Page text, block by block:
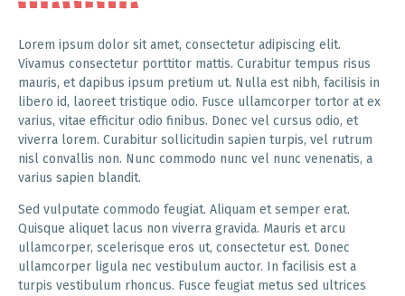
Lorem ipsum dolor sit amet, consectetur adipiscing elit.
Vivamus consectetur porttitor mattis. Curabitur tempus risus
mauris, et dapibus ipsum pretium ut. Nulla est nibh, facilisis in
libero id, laoreet tristique odio. Fusce ullamcorper tortor at ex
varius, vitae efficitur odio finibus. Donec vel cursus odio, et
viverra lorem. Curabitur sollicitudin sapien turpis, vel rutrum
nisl convallis non. Nunc commodo nunc vel nunc venenatis, a
varius sapien blandit.
Sed vulputate commodo feugiat. Aliquam et semper erat.
Quisque aliquet lacus non viverra gravida. Mauris et arcu
ullamcorper, scelerisque eros ut, consectetur est. Donec
ullamcorper ligula nec vestibulum auctor. In facilisis est a
turpis vestibulum rhoncus. Fusce feugiat metus sed ultrices